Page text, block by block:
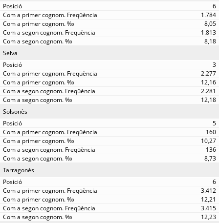
6
1.784
8,05
1.813
8,18
Selva
3
2.277
12,16
2.281
12,18
Solsonès
5
160
10,27
136
8,73
Tarragonès
6
3.412
12,21
3.415
12,23